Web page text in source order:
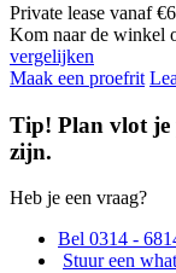
Private lease vanaf
Kom naar de winkel
vergelijken
Maak een proefrit
Tip! Plan vlot je
zijn.
Heb je een vraag?
Bel 0314 -
Stuur een